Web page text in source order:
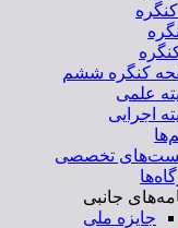
کنگره ششم
علمی
اجرایی
تخصصی
جانبی
جایزه ملی